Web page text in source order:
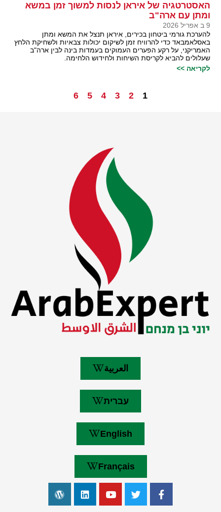
האסטרטגיה של איראן לנסות למשוך זמן במשא
ומתן עם ארה"ב
9 ב אפריל 2026
להערכת גורמי ביטחון בכירים, איראן תנצל את המשא ומתן
באסלאמבאד כדי להרוויח זמן לשיקום יכולות צבאיות ולשחיקת הלחץ
האמריקני, על רקע הפערים העמוקים בעמדות בינה לבין ארה"ב
שעלולים להביא לקריסת השיחות ולחידוש הלחימה.
לקריאה >>
1
2
3
4
5
6
العربية
עברית
English
Français